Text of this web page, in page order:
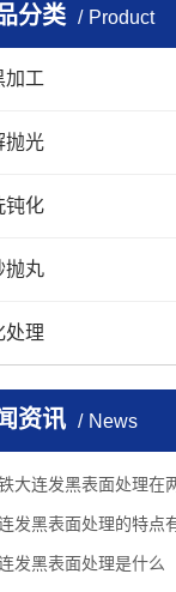
分类 Product
加工
抛光
钝化
抛丸
处理
资讯 News
大连发黑表面处理在
发黑表面处理的特点
发黑表面处理是什么